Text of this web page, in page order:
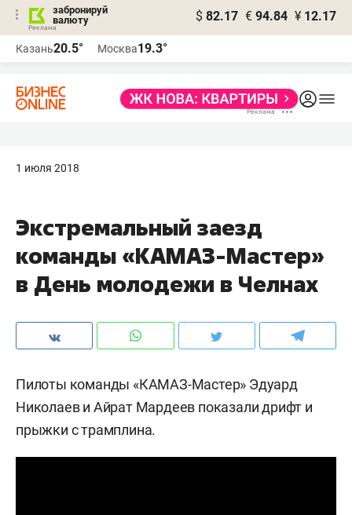
забронируй
валюту
$ 82.17 € 94.84 ¥ 12.17
Казань20.5° Москва19.3°
1 июля 2018
Экстремальный заезд
команды «КАМАЗ-Мастер»
в День молодежи в Челнах
Пилоты команды «КАМАЗ-Мастер» Эдуард
Николаев и Айрат Мардеев показали дрифт и
прыжки с трамплина.